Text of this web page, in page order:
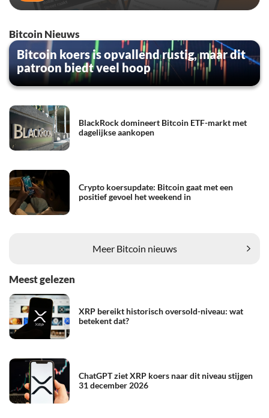
Bitcoin Nieuws
Bitcoin koers is opvallend rustig, maar dit
patroon biedt veel hoop
BlackRock domineert Bitcoin ETF-markt met
dagelijkse aankopen
Crypto koersupdate: Bitcoin gaat met een
positief gevoel het weekend in
Meer Bitcoin nieuws
Meest gelezen
XRP bereikt historisch oversold-niveau: wat
betekent dat?
ChatGPT ziet XRP koers naar dit niveau stijgen
31 december 2026